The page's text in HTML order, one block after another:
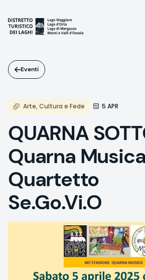
contenuto
principale
Eventi
Arte, Cultura e Fede 5 APR
QUARNA
Quarna
Quartetto
Se.Go.Vi.O